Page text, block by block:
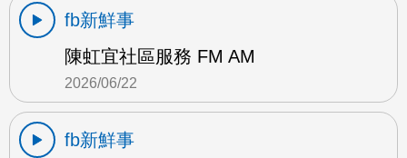
fb新鮮事
陳虹宜社區服務 FM AM
2026/06/22
fb新鮮事